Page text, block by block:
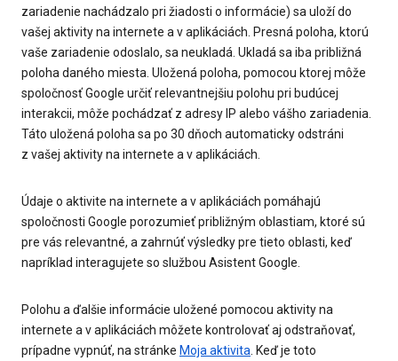
zariadenie nachádzalo pri žiadosti o informácie) sa uloží do
vašej aktivity na internete a v aplikáciách. Presná poloha, ktorú
vaše zariadenie odoslalo, sa neukladá. Ukladá sa iba približná
poloha daného miesta. Uložená poloha, pomocou ktorej môže
spoločnosť Google určiť relevantnejšiu polohu pri budúcej
interakcii, môže pochádzať z adresy IP alebo vášho zariadenia.
Táto uložená poloha sa po 30 dňoch automaticky odstráni
z vašej aktivity na internete a v aplikáciách.
Údaje o aktivite na internete a v aplikáciách pomáhajú
spoločnosti Google porozumieť približným oblastiam, ktoré sú
pre vás relevantné, a zahrnúť výsledky pre tieto oblasti, keď
napríklad interagujete so službou Asistent Google.
Polohu a ďalšie informácie uložené pomocou aktivity na
internete a v aplikáciách môžete kontrolovať aj odstraňovať,
prípadne vypnúť, na stránke Moja aktivita. Keď je toto